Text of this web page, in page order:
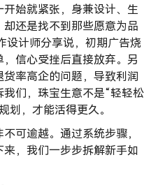
始就紧张，身兼设计、生
还是找不到那些愿意为品
设计师分享说，初期广告烧
信心受挫后直接放弃。另
率高企的问题，导致利润
们，珠宝生意不是“轻轻松
划，才能活得更久。
可逾越。通过系统步骤，
，我们一步步拆解新手如